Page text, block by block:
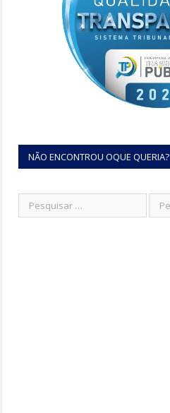
NÃO ENCONTROU OQUE QUERIA?